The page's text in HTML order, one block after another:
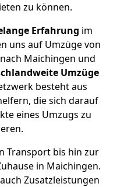
zu können.
Erfahrung im
uns auf Umzüge von
Maichingen und
Umzüge
besteht aus
die sich darauf
eines Umzugs zu
Transport bis hin zur
in Maichingen.
Zusatzleistungen